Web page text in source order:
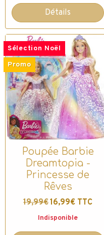
Détails
Sélection Noël
Promo
Poupée Barbie
Dreamtopia -
Princesse de
Rêves
19,99€16,99€ TTC
Indisponible